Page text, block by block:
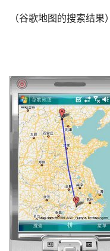
（谷歌地图的搜索结果）